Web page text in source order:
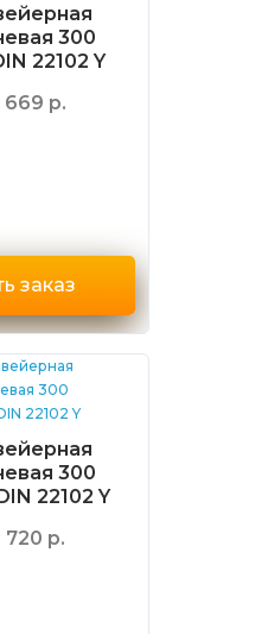
300
22102 Y
669 р.
заказ
300
22102 Y
720 р.